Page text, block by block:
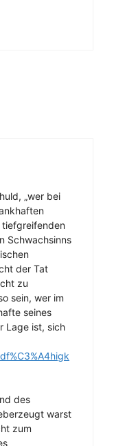
„wer bei
tiefgreifenden
Schwachsinns
der Tat
zu
sein, wer im
seines
Lage ist, sich
des
warst
zum